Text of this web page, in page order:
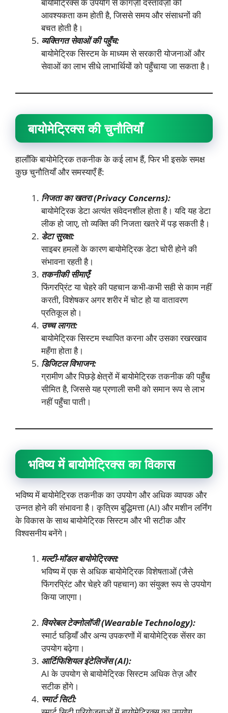
बायोमेट्रिक्स के उपयोग से कागज़ी दस्तावेज़ों की
आवश्यकता कम होती है, जिससे समय और संसाधनों की
बचत होती है।
व्यक्तिगत सेवाओं की पहुँच:
बायोमेट्रिक सिस्टम के माध्यम से सरकारी योजनाओं और
सेवाओं का लाभ सीधे लाभार्थियों को पहुँचाया जा सकता है।
बायोमेट्रिक्स की चुनौतियाँ
हालाँकि बायोमेट्रिक तकनीक के कई लाभ हैं, फिर भी इसके समक्ष
कुछ चुनौतियाँ और समस्याएँ हैं:
निजता का खतरा (Privacy Concerns):
बायोमेट्रिक डेटा अत्यंत संवेदनशील होता है। यदि यह डेटा
लीक हो जाए, तो व्यक्ति की निजता खतरे में पड़ सकती है।
डेटा सुरक्षा:
साइबर हमलों के कारण बायोमेट्रिक डेटा चोरी होने की
संभावना रहती है।
तकनीकी सीमाएँ:
फिंगरप्रिंट या चेहरे की पहचान कभी-कभी सही से काम नहीं
करती, विशेषकर अगर शरीर में चोट हो या वातावरण
प्रतिकूल हो।
उच्च लागत:
बायोमेट्रिक सिस्टम स्थापित करना और उसका रखरखाव
महँगा होता है।
डिजिटल विभाजन:
ग्रामीण और पिछड़े क्षेत्रों में बायोमेट्रिक तकनीक की पहुँच
सीमित है, जिससे यह प्रणाली सभी को समान रूप से लाभ
नहीं पहुँचा पाती।
भविष्य में बायोमेट्रिक्स का विकास
भविष्य में बायोमेट्रिक तकनीक का उपयोग और अधिक व्यापक और
उन्नत होने की संभावना है। कृत्रिम बुद्धिमत्ता (AI) और मशीन लर्निंग
के विकास के साथ बायोमेट्रिक सिस्टम और भी सटीक और
विश्वसनीय बनेंगे।
मल्टी-मॉडल बायोमेट्रिक्स:
भविष्य में एक से अधिक बायोमेट्रिक विशेषताओं (जैसे
फिंगरप्रिंट और चेहरे की पहचान) का संयुक्त रूप से उपयोग
किया जाएगा।
वियरेबल टेक्नोलॉजी (Wearable Technology):
स्मार्ट घड़ियाँ और अन्य उपकरणों में बायोमेट्रिक सेंसर का
उपयोग बढ़ेगा।
आर्टिफिशियल इंटेलिजेंस (AI):
AI के उपयोग से बायोमेट्रिक सिस्टम अधिक तेज़ और
सटीक होंगे।
स्मार्ट सिटी: